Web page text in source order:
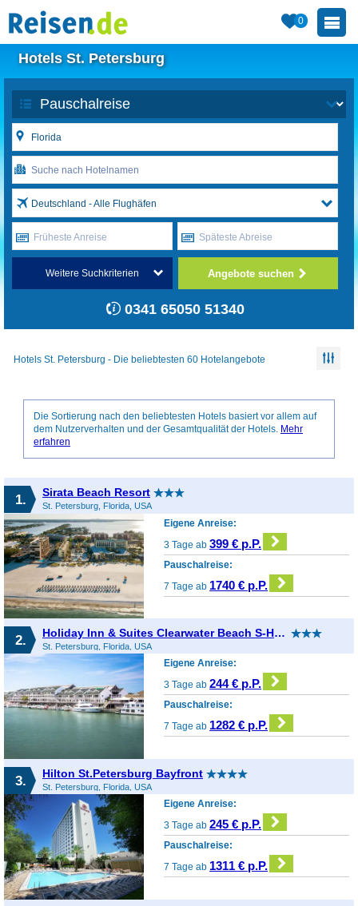
0
Hotels St. Petersburg
Deutschland - Alle Flughäfen
Früheste Anreise Späteste Abreise
Weitere Suchkriterien Angebote suchen
0341 65050 51340
Hotels St. Petersburg - Die beliebtesten 60 Hotelangebote
Die Sortierung nach den beliebtesten Hotels basiert vor allem auf
dem Nutzerverhalten und der Gesamtqualität der Hotels. Mehr
erfahren
1. Sirata Beach Resort
St. Petersburg, Florida, USA
Eigene Anreise:
3 Tage ab399 € p.P.
Pauschalreise:
7 Tage ab 1740 € p.P.
2. Holiday Inn & Suites Clearwater Beach S-Harbourside
St. Petersburg, Florida, USA
Eigene Anreise:
3 Tage ab244 € p.P.
Pauschalreise:
7 Tage ab 1282 € p.P.
3. Hilton St.Petersburg Bayfront
St. Petersburg, Florida, USA
Eigene Anreise:
3 Tage ab245 € p.P.
Pauschalreise:
7 Tage ab 1311 € p.P.